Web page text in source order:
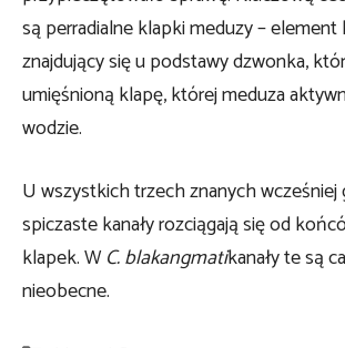
są perradialne klapki meduzy –
znajdujący się u podstawy dzwonka,
umięśnioną klapę, której meduza
wodzie.
U wszystkich trzech znanych
spiczaste kanały rozciągają się od
klapek. WC. blakangmatikanały te są
nieobecne.